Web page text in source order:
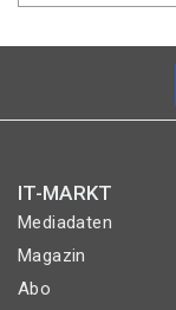
IT-MARKT
Mediadaten
Magazin
Abo